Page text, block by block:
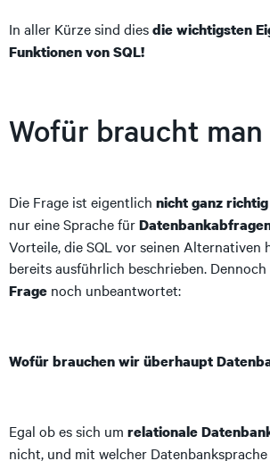
In aller Kürze sind diesdie wichtigsten
Funktionen von SQL!
Wofür braucht man
Die Frage ist eigentlich nicht ganz
nur eine Sprache für
Vorteile, die SQL vor seinen Alternativen
bereits ausführlich beschrieben. Dennoch
Frage noch unbeantwortet:
Wofür brauchen wir überhaupt
Egal ob es sich um relationale
nicht, und mit welcher